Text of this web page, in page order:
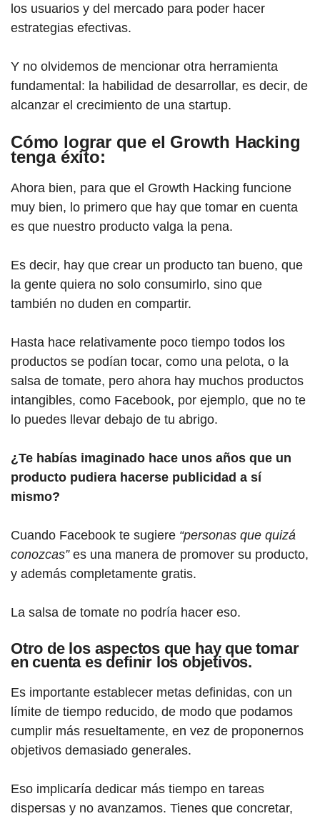
los usuarios y del mercado para poder hacer
estrategias efectivas.
Y no olvidemos de mencionar otra herramienta
fundamental: la habilidad de desarrollar, es decir, de
alcanzar el crecimiento de una startup.
Cómo lograr que el Growth Hacking
tenga éxito:
Ahora bien, para que el Growth Hacking funcione
muy bien, lo primero que hay que tomar en cuenta
es que nuestro producto valga la pena.
Es decir, hay que crear un producto tan bueno, que
la gente quiera no solo consumirlo, sino que
también no duden en compartir.
Hasta hace relativamente poco tiempo todos los
productos se podían tocar, como una pelota, o la
salsa de tomate, pero ahora hay muchos productos
intangibles, como Facebook, por ejemplo, que no te
lo puedes llevar debajo de tu abrigo.
¿Te habías imaginado hace unos años que un
producto pudiera hacerse publicidad a sí
mismo?
Cuando Facebook te sugiere “personas que quizá
conozcas”es una manera de promover su producto,
y además completamente gratis.
La salsa de tomate no podría hacer eso.
Otro de los aspectos que hay que tomar
en cuenta es definir los objetivos.
Es importante establecer metas definidas, con un
límite de tiempo reducido, de modo que podamos
cumplir más resueltamente, en vez de proponernos
objetivos demasiado generales.
Eso implicaría dedicar más tiempo en tareas
dispersas y no avanzamos. Tienes que concretar,